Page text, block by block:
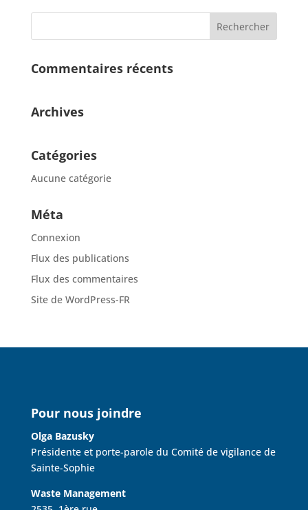
Commentaires récents
Archives
Catégories
Aucune catégorie
Méta
Connexion
Flux des publications
Flux des commentaires
Site de WordPress-FR
Pour nous joindre
Olga Bazusky
Présidente et porte-parole du Comité de vigilance de
Sainte-Sophie
Waste Management